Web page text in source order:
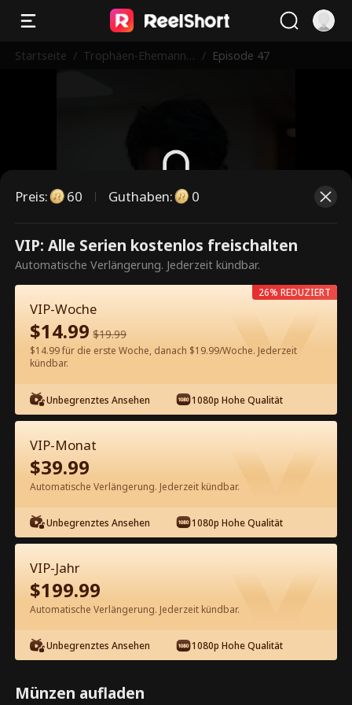
Startseite / Trophäen-Ehemann
/ Episode 47
Dies ist eine kostenpflichtige
Episode. Bitte entsperren, um
weiterzusehen.
60Jetzt entsperren
Kostenlos in der App ansehen
Episode 47 - Trophäen-Ehemann wird
zum Tycoon Kompletter Film
1-50 51-100
46 47 48 49
Preis: 60 Guthaben: 0
VIP: Alle Serien kostenlos freischalten
Automatische Verlängerung. Jederzeit kündbar.
VIP-Woche
$14.99 $19.99
$14.99 für die erste Woche, danach $19.99/Woche. Jederzeit
kündbar.
Unbegrenztes Ansehen 1080p Hohe Qualität
26% REDUZIERT
VIP-Monat
$39.99
Automatische Verlängerung. Jederzeit kündbar.
Unbegrenztes Ansehen 1080p Hohe Qualität
VIP-Jahr
$199.99
Automatische Verlängerung. Jederzeit kündbar.
Unbegrenztes Ansehen 1080p Hohe Qualität
Münzen aufladen